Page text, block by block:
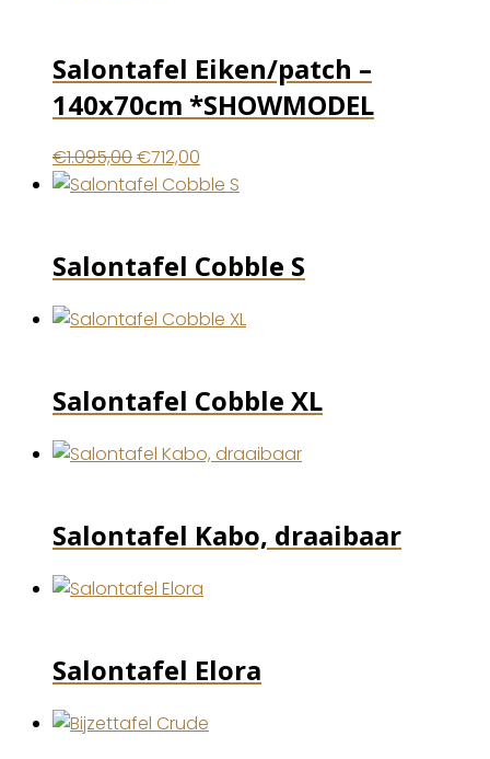
Salontafel Eiken/patch –
140x70cm *SHOWMODEL
€1.095,00Oorspronkelijke
prijs
€712,00
prijs
Salontafel Cobble S
Salontafel Cobble XL
Salontafel Kabo, draaibaar
Salontafel Elora